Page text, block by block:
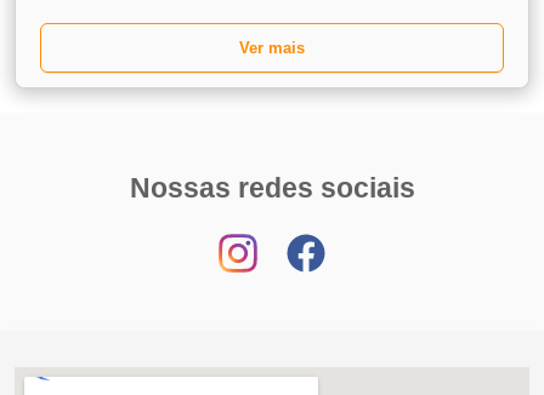
Ver mais
Nossas redes sociais